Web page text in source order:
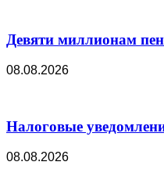
Девяти миллионам
08.08.2026
Налоговые
08.08.2026